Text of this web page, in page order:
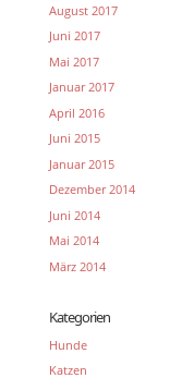
August 2017
Juni 2017
Mai 2017
Januar 2017
April 2016
Juni 2015
Januar 2015
Dezember 2014
Juni 2014
Mai 2014
März 2014
Kategorien
Hunde
Katzen